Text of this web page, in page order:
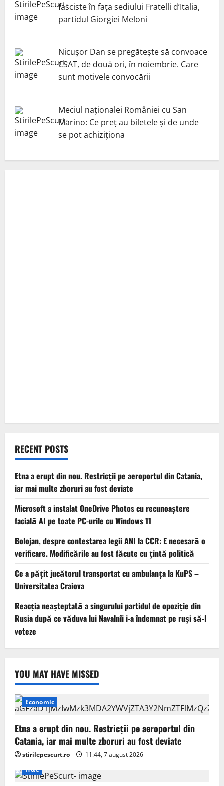
fasciste în fața sediului Fratelli d’Italia,
partidul Giorgiei Meloni
Nicuşor Dan se pregăteşte să convoace
CSAT, de două ori, în noiembrie. Care
sunt motivele convocării
Meciul naționalei României cu San
Marino: Ce preț au biletele și de unde
se pot achiziționa
RECENT POSTS
Etna a erupt din nou. Restricții pe aeroportul din Catania,
iar mai multe zboruri au fost deviate
Microsoft a instalat OneDrive Photos cu recunoaștere
facială AI pe toate PC-urile cu Windows 11
Bolojan, despre contestarea legii ANI la CCR: E necesară o
verificare. Modificările au fost făcute cu țintă politică
Ce a pățit jucătorul transportat cu ambulanța la KuPS –
Universitatea Craiova
Reacția neașteptată a singurului partidul de opoziţie din
Rusia după ce văduva lui Navalnîi i-a îndemnat pe ruși să-l
voteze
YOU MAY HAVE MISSED
Economic
Etna a erupt din nou. Restricții pe aeroportul din
Catania, iar mai multe zboruri au fost deviate
stirilepescurt.ro
11:44, 7 august 2026
IT&C